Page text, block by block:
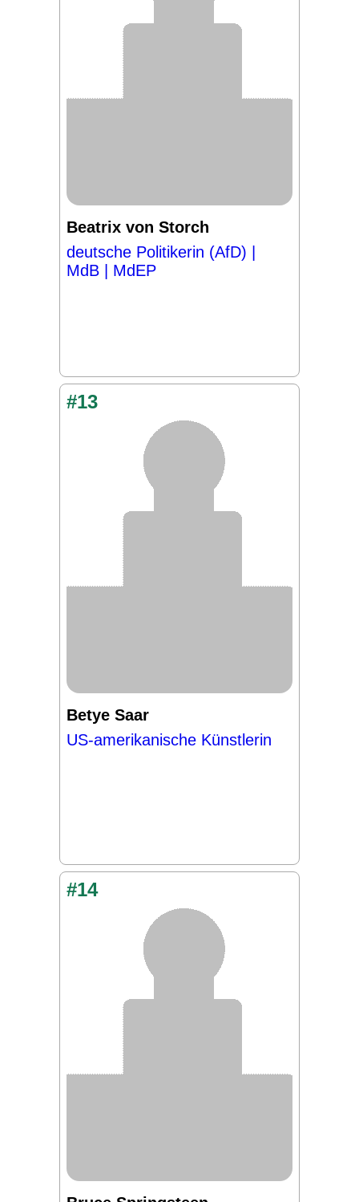
Beatrix von Storch
deutsche Politikerin (AfD) |
MdB | MdEP
#13
Betye Saar
US-amerikanische Künstlerin
#14